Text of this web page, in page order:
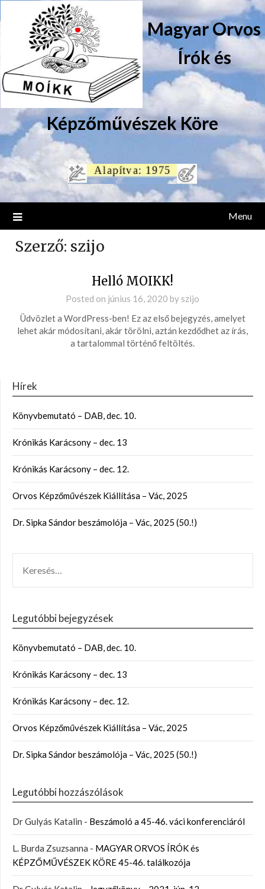
Magyar Orvos
Írók és
Képzőművészek Köre
Menu
Szerző: szijo
Helló MOIKK!
Posted on június 16, 2020 by szijo
Üdvözlet a WordPress-ben! Ez az első bejegyzés, amelyet
lehet akár módosítani, akár törölni, aztán kezdődhet az írás,
a tartalommal történő feltöltés.
Hírek
Könyvbemutató – DAB, dec. 10.
Krónikás Karácsony – dec. 13
Krónikás Karácsony – dec. 12.
Orvos Képzőművészek Kiállítása – Vác, 2025
Dr. Sipka Sándor beszámolója – Vác, 2025 (50.!)
Legutóbbi bejegyzések
Könyvbemutató – DAB, dec. 10.
Krónikás Karácsony – dec. 13
Krónikás Karácsony – dec. 12.
Orvos Képzőművészek Kiállítása – Vác, 2025
Dr. Sipka Sándor beszámolója – Vác, 2025 (50.!)
Legutóbbi hozzászólások
Dr Gulyás Katalin - Beszámoló a 45-46. váci konferenciáról
L. Burda Zsuzsanna - MAGYAR ORVOS ÍRÓK és
KÉPZŐMŰVÉSZEK KÖRE 45-46. találkozója